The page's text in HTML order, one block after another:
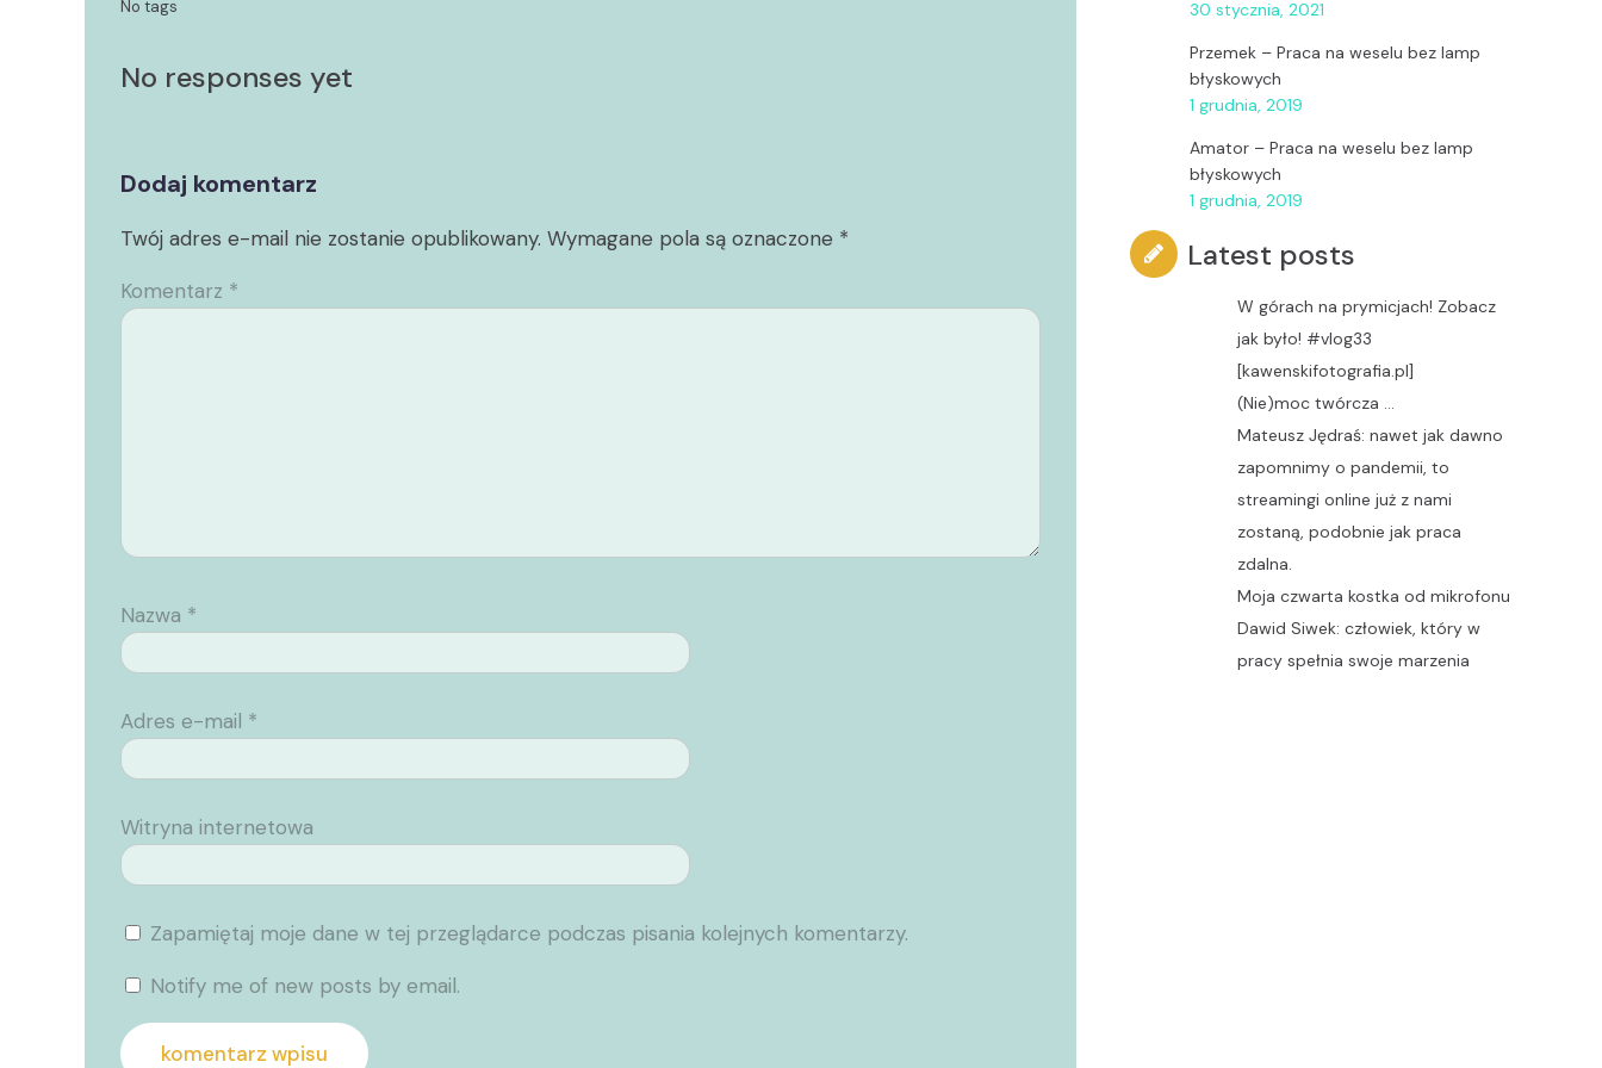
No tags
No responses yet
Dodaj komentarz
Twój adres e-mail nie zostanie opublikowany. Wymagane pola są oznaczone *
Komentarz *
Nazwa *
Adres e-mail *
Witryna internetowa
Zapamiętaj moje dane w tej przeglądarce podczas pisania kolejnych komentarzy.
Notify me of new posts by email.
30 stycznia, 2021
Przemek –Praca na weselu bez lamp
błyskowych
1 grudnia, 2019
Amator –Praca na weselu bez lamp
błyskowych
1 grudnia, 2019
Latest posts
W górach na prymicjach! Zobacz
jak było! #vlog33
[kawenskifotografia.pl]
(Nie)moc twórcza …
Mateusz Jędraś: nawet jak dawno
zapomnimy o pandemii, to
streamingi online już z nami
zostaną, podobnie jak praca
zdalna.
Moja czwarta kostka od mikrofonu
Dawid Siwek: człowiek, który w
pracy spełnia swoje marzenia